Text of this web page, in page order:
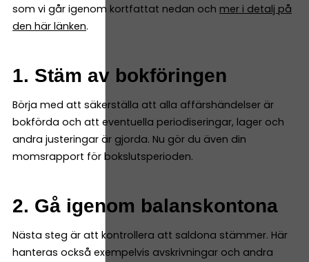
som vi går igenom kortfattat nedan och mer i detalj på
den här länken.
1. Stäm av bokföringen
Börja med att säkerställa att alla affärshändelser är
bokförda och att eventuella periodiseringar, lager och
andra justeringar är gjorda. Nu gör du även din
momsrapport för bokslutsperioden.
2. Gå igenom balanskontona
Nästa steg är att kontrollera att saldona stämmer. Här
hanteras också exempelvis avskrivningar och andra